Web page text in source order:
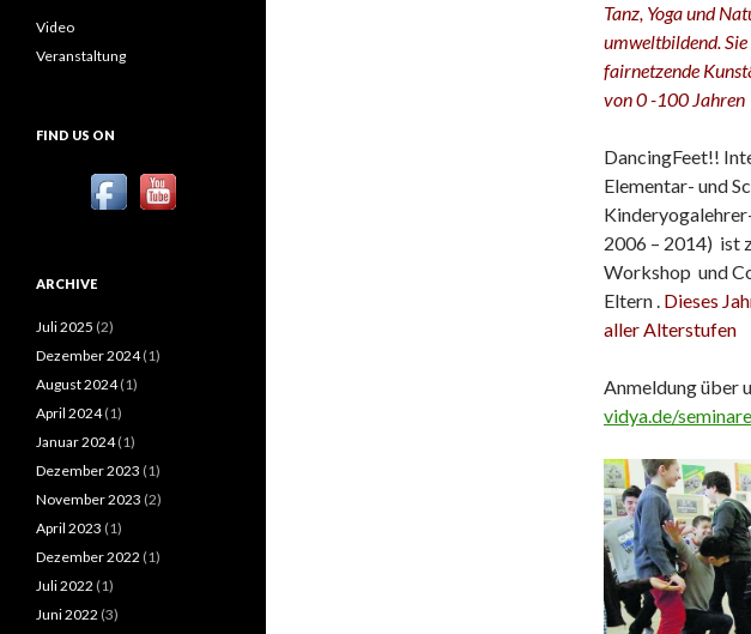
Tanz, Yoga und
umweltbildend.
fairnetzende
von 0 -100 Jahren
DancingFeet!!
Elementar- und
2006 – 2014) ist
Workshop und
Eltern . Dieses
aller Alterstufen
Anmeldung über
vidya.de/
Video
Veranstaltung
FIND US ON
ARCHIVE
Juli 2025 (2)
Dezember 2024(1)
August 2024(1)
April 2024(1)
Januar 2024(1)
Dezember 2023 (1)
November 2023 (2)
April 2023 (1)
Dezember 2022 (1)
Juli 2022 (1)
Juni 2022 (3)